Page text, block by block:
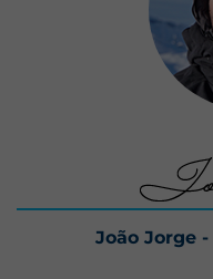
João Jorge